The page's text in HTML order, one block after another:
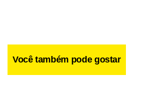
Você também pode gostar